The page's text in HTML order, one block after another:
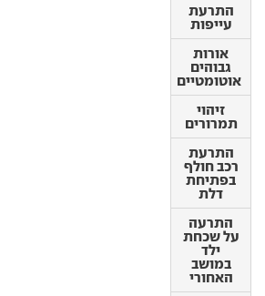
התרעת
עייפות
אורות
גבוהים
אוטומטיים
זיהוי
תמרורים
התרעת
רכב חולף
בפתיחת
דלת
התרעה
על שכחת
ילד
במושב
האחורי
אורות
גבוהים
אוטומטיים
זיהוי
תמרורים
התרעת
רכב חולף
בפתיחת
דלת
התרעה
על שכחת
ילד במושב
האחורי
אבזור
בטיחותי
נוסף